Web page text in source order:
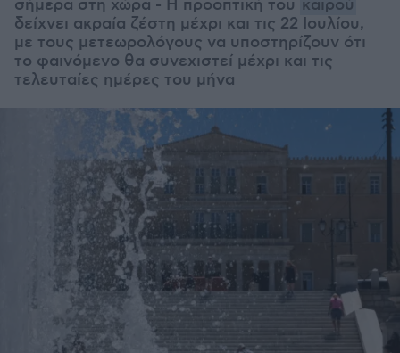
σήμερα στη χώρα - Η προοπτική του καιρού
δείχνει ακραία ζέστη μέχρι και τις 22 Ιουλίου,
με τους μετεωρολόγους να υποστηρίζουν ότι
το φαινόμενο θα συνεχιστεί μέχρι και τις
τελευταίες ημέρες του μήνα